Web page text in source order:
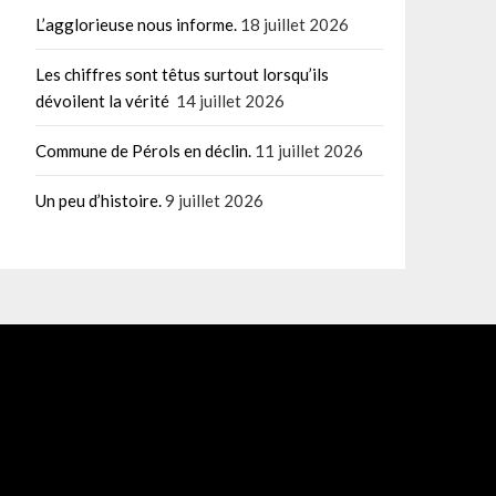
L’agglorieuse nous informe. 18 juillet 2026
Les chiffres sont têtus surtout lorsqu’ils
dévoilent la vérité 14 juillet 2026
Commune de Pérols en déclin. 11 juillet 2026
Un peu d’histoire.9 juillet 2026